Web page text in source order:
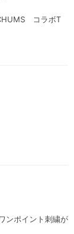
コラボT
ンポイント刺繍が